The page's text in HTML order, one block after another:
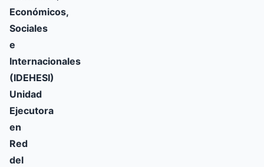
Económicos,
Sociales
e
Internacionales
(IDEHESI)
Unidad
Ejecutora
en
Red
del